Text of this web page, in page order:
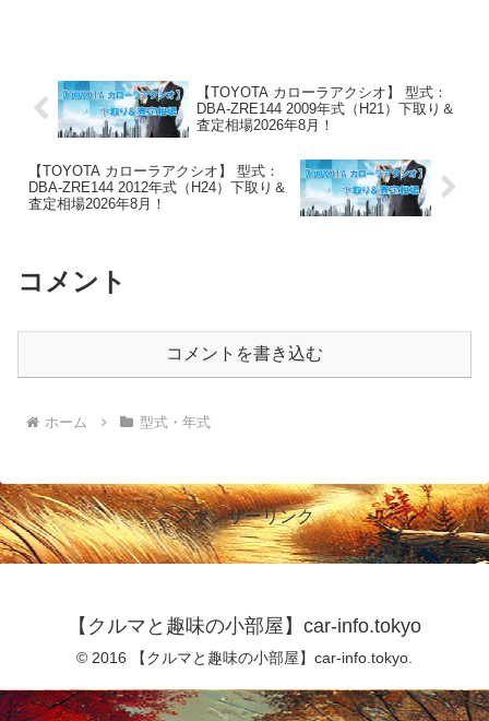
【TOYOTA カローラアクシオ】 型式：
DBA-ZRE144 2009年式（H21）下取り＆
査定相場2026年8月！
【TOYOTA カローラアクシオ】 型式：
DBA-ZRE144 2012年式（H24）下取り＆
査定相場2026年8月！
コメント
コメントを書き込む
ホーム 型式・年式
スポンサーリンク
【クルマと趣味の小部屋】car-info.tokyo
© 2016 【クルマと趣味の小部屋】car-info.tokyo.